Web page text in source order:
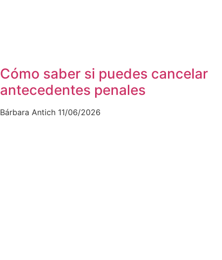
Cómo saber si puedes cancelar
antecedentes penales
Bárbara Antich 11/06/2026